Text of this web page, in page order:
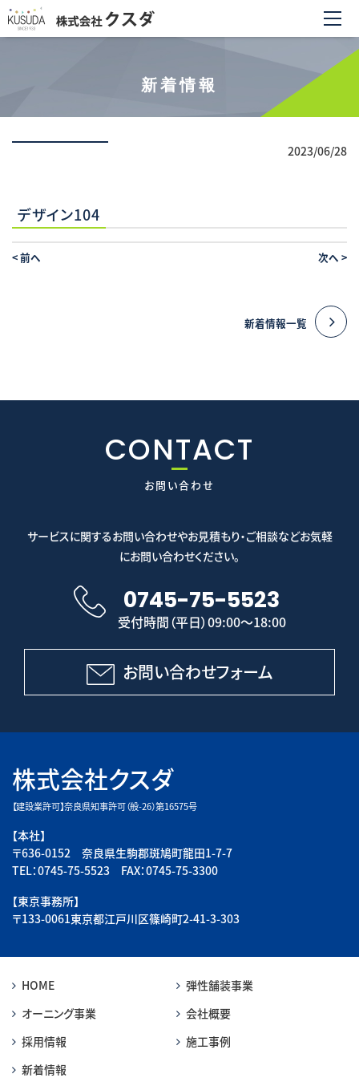
新着情報
2023/06/28
デザイン104
<前へ 次へ >
新着情報一覧
CONTACT
お問い合わせ
サービスに関するお問い合わせやお見積もり・ご相談などお気軽
にお問い合わせください。
0745-75-5523
受付時間（平日）09:00～18:00
お問い合わせフォーム
株式会社クスダ
【建設業許可】奈良県知事許可（般-26）第16575号
【本社】
〒636-0152 奈良県生駒郡斑鳩町龍田1-7-7
TEL：0745-75-5523 FAX：0745-75-3300
【東京事務所】
〒133-0061東京都江戸川区篠崎町2-41-3-303
HOME
弾性舗装事業
オーニング事業
会社概要
採用情報
施工事例
新着情報